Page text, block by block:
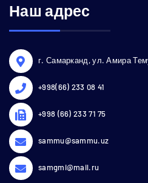
Наш адрес
г. Самарканд, ул. Амира
+998(66) 233 08 41
+998 (66) 233 71 75
sammu@sammu.uz
samgmi@mail.ru